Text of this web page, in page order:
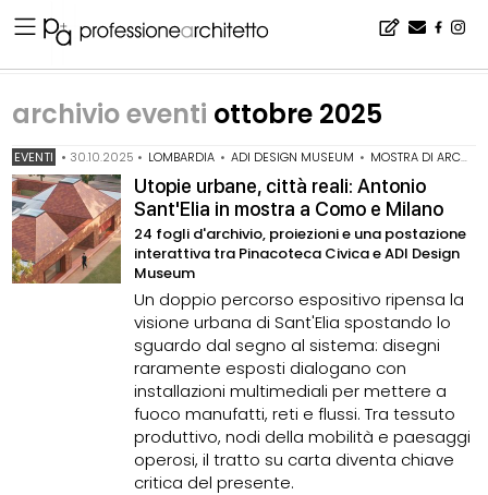
archivio eventi ottobre 2025
EVENTI • 30.10.2025 • LOMBARDIA • ADI DESIGN MUSEUM • MOSTRA DI ARCHITETTURA
Utopie urbane, città reali: Antonio
Sant'Elia in mostra a Como e Milano
24 fogli d'archivio, proiezioni e una postazione
interattiva tra Pinacoteca Civica e ADI Design
Museum
Un doppio percorso espositivo ripensa la
visione urbana di Sant'Elia spostando lo
sguardo dal segno al sistema: disegni
raramente esposti dialogano con
installazioni multimediali per mettere a
fuoco manufatti, reti e flussi. Tra tessuto
produttivo, nodi della mobilità e paesaggi
operosi, il tratto su carta diventa chiave
critica del presente.